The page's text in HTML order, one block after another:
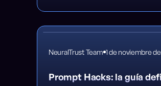
NeuralTrust Team 1 de noviembre
Prompt Hacks: la guía